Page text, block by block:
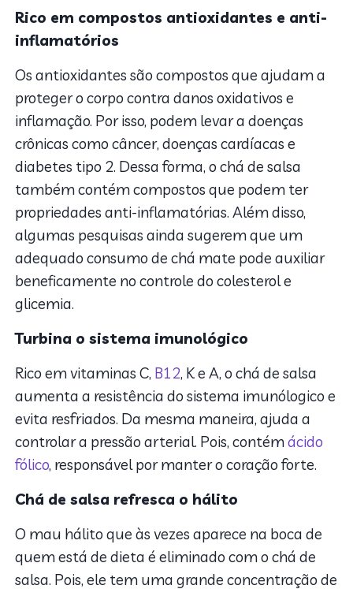
Rico em compostos antioxidantes e anti-
inflamatórios
Os antioxidantes são compostos que ajudam a
proteger o corpo contra danos oxidativos e
inflamação. Por isso, podem levar a doenças
crônicas como câncer, doenças cardíacas e
diabetes tipo 2. Dessa forma, o chá de salsa
também contém compostos que podem ter
propriedades anti-inflamatórias. Além disso,
algumas pesquisas ainda sugerem que um
adequado consumo de chá mate pode auxiliar
beneficamente no controle do colesterol e
glicemia.
Turbina o sistema imunológico
Rico em vitaminas C, B12, K e A, o chá de salsa
aumenta a resistência do sistema imunólogico e
evita resfriados. Da mesma maneira, ajuda a
controlar a pressão arterial. Pois, contémácido
fólico, responsável por manter o coração forte.
Chá de salsa refresca o hálito
O mau hálito que às vezes aparece na boca de
quem está de dieta é eliminado com o chá de
salsa. Pois, ele tem uma grande concentração de